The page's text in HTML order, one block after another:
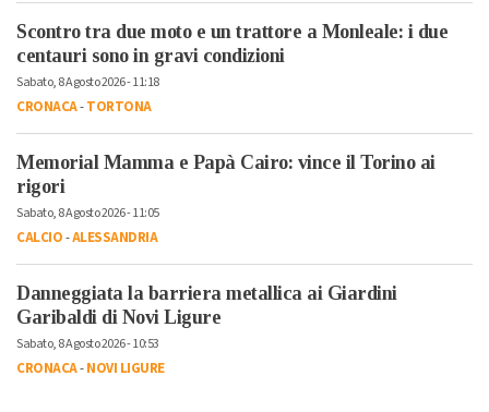
Scontro tra due moto e un trattore a Monleale: i due
centauri sono in gravi condizioni
Sabato, 8 Agosto 2026 - 11:18
CRONACA-TORTONA
Memorial Mamma e Papà Cairo: vince il Torino ai
rigori
Sabato, 8 Agosto 2026 - 11:05
CALCIO-ALESSANDRIA
Danneggiata la barriera metallica ai Giardini
Garibaldi di Novi Ligure
Sabato, 8 Agosto 2026 - 10:53
CRONACA-NOVI LIGURE